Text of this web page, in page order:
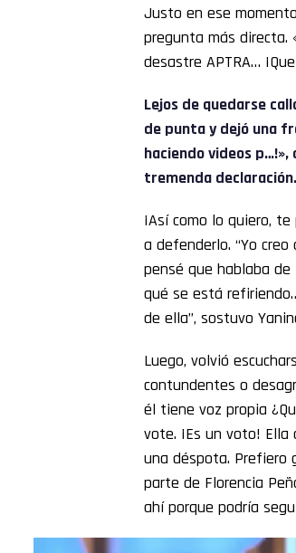
Justo en ese
pregunta más directa.
desastre APTRA…
Lejos de quedarse
de punta y dejó una
haciendo videos
tremenda declaración.
¡Así como lo quiero,
a defenderlo. “Yo
pensé que hablaba
qué se está
de ella”, sostuvo
Luego, volvió
contundentes o
él tiene voz propia
vote. ¡Es un voto!
una déspota. Prefiero
parte de Florencia
ahí porque podría